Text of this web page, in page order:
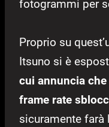
fotogrammi per
Proprio su
Itsuno si è
cui annuncia
frame rate
sicuramente farà